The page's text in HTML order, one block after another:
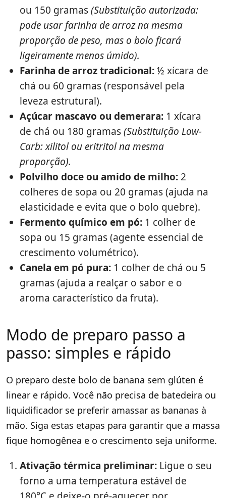
ou 150 gramas(Substituição autorizada:
pode usar farinha de arroz na mesma
proporção de peso, mas o bolo ficará
ligeiramente menos úmido).
Farinha de arroz tradicional:½ xícara de
chá ou 60 gramas (responsável pela
leveza estrutural).
Açúcar mascavo ou demerara: 1 xícara
de chá ou 180 gramas(Substituição Low-
Carb: xilitol ou eritritol na mesma
proporção).
Polvilho doce ou amido de milho: 2
colheres de sopa ou 20 gramas (ajuda na
elasticidade e evita que o bolo quebre).
Fermento químico em pó: 1 colher de
sopa ou 15 gramas (agente essencial de
crescimento volumétrico).
Canela em pó pura: 1 colher de chá ou 5
gramas (ajuda a realçar o sabor e o
aroma característico da fruta).
Modo de preparo passo a
passo: simples e rápido
O preparo deste bolo de banana sem glúten é
linear e rápido. Você não precisa de batedeira ou
liquidificador se preferir amassar as bananas à
mão. Siga estas etapas para garantir que a massa
fique homogênea e o crescimento seja uniforme.
Ativação térmica preliminar: Ligue o seu
forno a uma temperatura estável de